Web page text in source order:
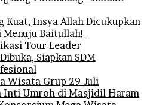
Kuat, Insya Allah Dicukupkan
Baitullah!
Tour Leader
Siapkan SDM
Wisata Grup 29 Juli
Inti Umroh di Masjidil Haram